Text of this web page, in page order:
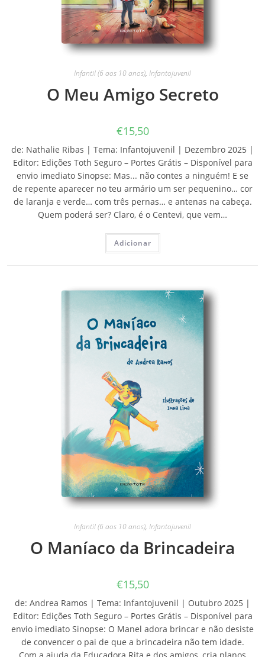
Infantil (6 aos 10 anos), Infantojuvenil
O Meu Amigo Secreto
€15,50
de: Nathalie Ribas | Tema: Infantojuvenil | Dezembro 2025 |
Editor: Edições Toth Seguro – Portes Grátis – Disponível para
envio imediato Sinopse: Mas... não contes a ninguém! E se
de repente aparecer no teu armário um ser pequenino… cor
de laranja e verde… com três pernas… e antenas na cabeça.
Quem poderá ser? Claro, é o Centevi, que vem…
Adicionar
Infantil (6 aos 10 anos), Infantojuvenil
O Maníaco da Brincadeira
€15,50
de: Andrea Ramos | Tema: Infantojuvenil | Outubro 2025 |
Editor: Edições Toth Seguro – Portes Grátis – Disponível para
envio imediato Sinopse: O Manel adora brincar e não desiste
de convencer o pai de que a brincadeira não tem idade.